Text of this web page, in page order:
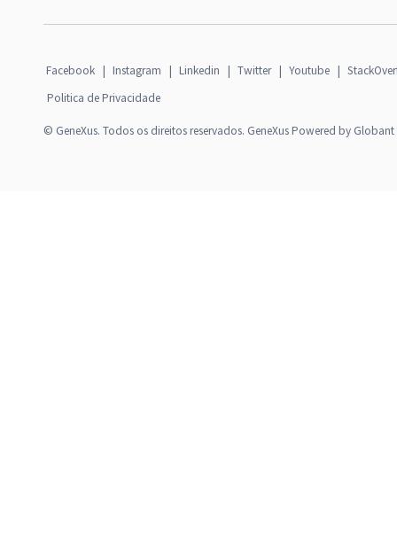
Facebook | Instagram | Linkedin | Twitter | Youtube |
Politica de Privacidade
© GeneXus. Todos os direitos reservados. GeneXus Powered by Globant